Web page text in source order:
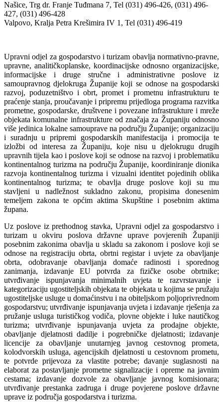
Našice, Trg dr. Franje Tuđmana 7, Tel (031) 496-426, (031) 496-
427, (031) 496-428
Valpovo, Kralja Petra Krešimira IV 1, Tel (031) 496-419
Upravni odjel za gospodarstvo i turizam obavlja normativno-pravne,
upravne, analitičkoplanske, koordinacijske odnosno organizacijske,
informacijske i druge stručne i administrativne poslove iz
samoupravnog djelokruga Županije koji se odnose na gospodarski
razvoj, poduzetništvo i obrt, promet i prometnu infrastrukturu te
praćenje stanja, proučavanje i pripremu prijedloga programa razvitka
prometne, gospodarske, društvene i povezane infrastrukture i mreže
objekata komunalne infrastrukture od značaja za Županiju odnosno
više jedinica lokalne samouprave na području Županije; organizaciju
i suradnju u pripremi gospodarskih manifestacija i promocija te
izložbi od interesa za Županiju, koje nisu u djelokrugu drugih
upravnih tijela kao i poslove koji se odnose na razvoj i problematiku
kontinentalnog turizma na području Županije, koordiniranje dionika
razvoja kontinentalnog turizma i vizualni identitet pojedinih oblika
kontinentalnog turizma; te obavlja druge poslove koji su mu
stavljeni u nadležnost sukladno zakonu, propisima donesenim
temeljem zakona te općim aktima Skupštine i posebnim aktima
župana.
Uz poslove iz prethodnog stavka, Upravni odjel za gospodarstvo i
turizam u okviru poslova državne uprave povjerenih Županiji
posebnim zakonima obavlja u skladu sa zakonom i poslove koji se
odnose na registraciju obrta, obrtni registar i uvjete za obavljanje
obrta, odobravanje obavljanja domaće radinosti i sporednog
zanimanja, izdavanje EU potvrda za fizičke osobe obrtnike;
utvrđivanje ispunjavanja minimalnih uvjeta te razvrstavanje i
kategorizaciju ugostiteljskih objekata te objekata u kojima se pružaju
ugostiteljske usluge u domaćinstvu i na obiteljskom poljoprivrednom
gospodarstvu; utvrđivanje ispunjavanja uvjeta i izdavanje rješenja za
pružanje usluga turističkog vodiča, plovne objekte i luke nautičkog
turizma; utvrđivanje ispunjavanja uvjeta za prodajne objekte,
obavljanje djelatnosti dadilje i pogrebničke djelatnosti; izdavanje
licencije za obavljanje unutarnjeg javnog cestovnog prometa,
kolodvorskih usluga, agencijskih djelatnosti u cestovnom prometu,
te potvrde prijevoza za vlastite potrebe; davanje suglasnosti na
elaborat za postavljanje prometne signalizacije i opreme na javnim
cestama; izdavanje dozvole za obavljanje javnog komisionara;
utvrđivanje prestanka zadruga i druge povjerene poslove državne
uprave iz područja gospodarstva i turizma.